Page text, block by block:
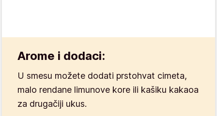
Arome i dodaci:
U smesu možete dodati prstohvat cimeta,
malo rendane limunove kore ili kašiku kakaoa
za drugačiji ukus.